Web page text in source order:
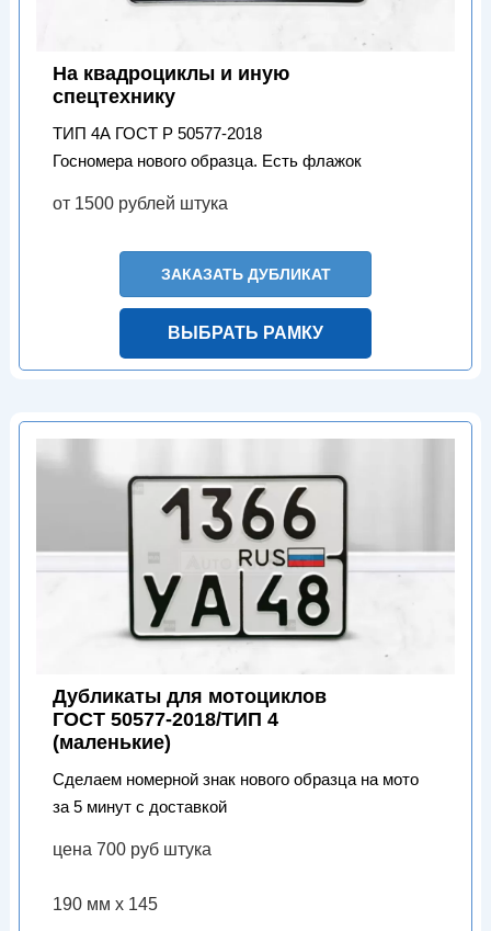
На квадроциклы и иную
спецтехнику
ТИП 4А ГОСТ Р 50577-2018
Госномера нового образца. Есть флажок
от 1500 рублей штука
ЗАКАЗАТЬ ДУБЛИКАТ
ВЫБРАТЬ РАМКУ
Дубликаты для мотоциклов
ГОСТ 50577-2018/ТИП 4
(маленькие)
Сделаем номерной знак нового образца на мото
за 5 минут с доставкой
цена 700 руб штука
190 мм х 145